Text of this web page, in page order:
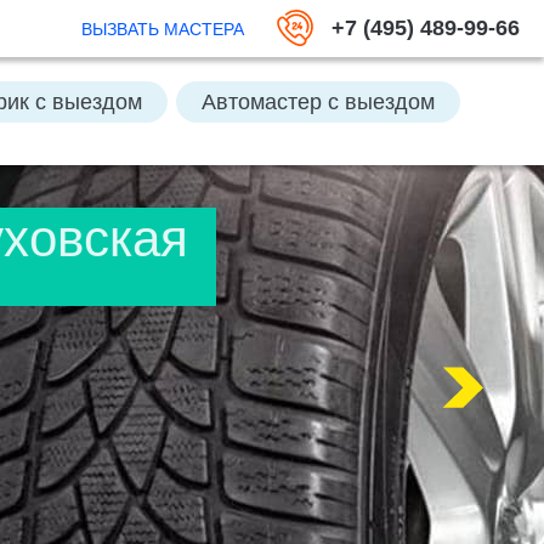
ВЫЗВАТЬ МАСТЕРА +7 (495) 489-99-66
с выездом Автомастер с выездом
аккумулятор
Отключить Great Guard
Заменить колесо
Открыть багажник Подвезти бензин